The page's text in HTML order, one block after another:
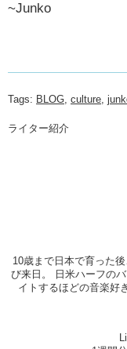
~Junko
Tags: BLOG, culture,
ライター紹介
10歳まで日本で育った
び来日。 日米ハーフの
イトするほどの音楽好